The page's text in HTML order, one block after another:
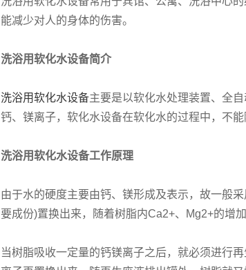
能减少对人的身体的伤害。
洗浴用软化水设备简介
洗浴用软化水设备主要是以软化水处理装置、全
钙、镁离子，软化水设备在软化水的过程中，不能
洗浴用软化水设备工作原理
由于水的硬度主要由钙、镁形成及表示，故一般
要成份)置换出来，随着树脂内Ca2+、Mg2+的增
当树脂吸收一定量的钙镁离子之后，就必须进行